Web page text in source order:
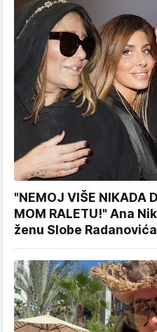
"NEMOJ VIŠE NIKADA
MOM RALETU!" Ana
ženu Slobe Radanovića